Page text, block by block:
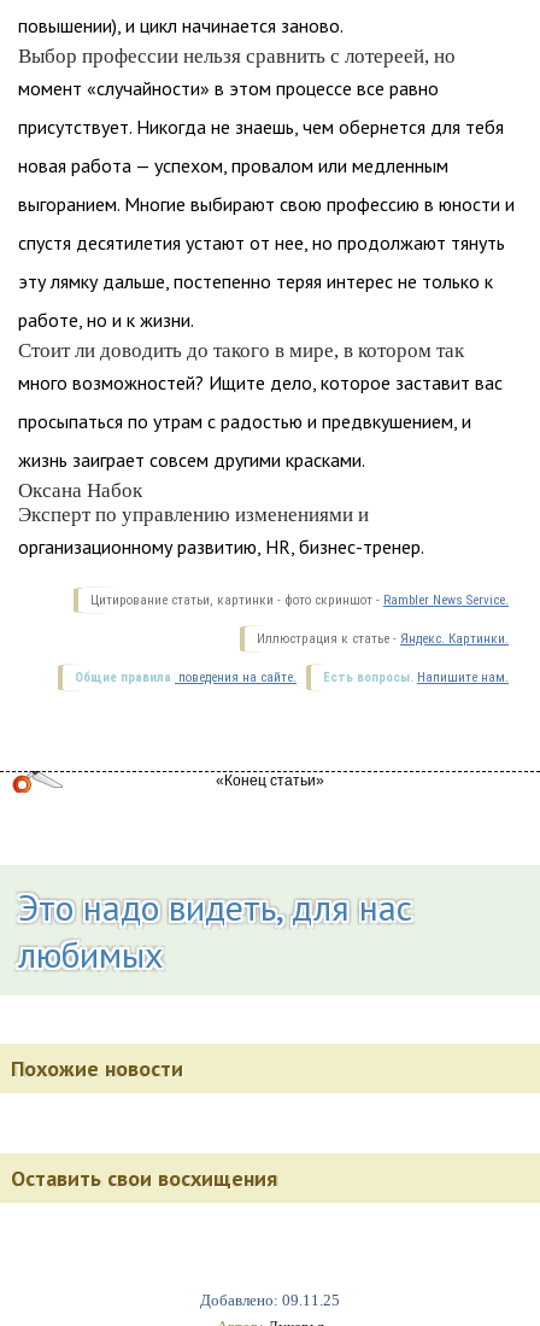
Добавлено: 09.11.25
повышении), и цикл начинается заново.
Выбор профессии нельзя сравнить с лотереей, но
момент «случайности» в этом процессе все равно
присутствует. Никогда не знаешь, чем обернется для тебя
новая работа — успехом, провалом или медленным
выгоранием. Многие выбирают свою профессию в юности и
спустя десятилетия устают от нее, но продолжают тянуть
эту лямку дальше, постепенно теряя интерес не только к
работе, но и к жизни.
Стоит ли доводить до такого в мире, в котором так
много возможностей? Ищите дело, которое заставит вас
просыпаться по утрам с радостью и предвкушением, и
жизнь заиграет совсем другими красками.
Оксана Набок
Эксперт по управлению изменениями и
организационному развитию, HR, бизнес-тренер.
Цитирование статьи, картинки - фото скриншот - Rambler News Service.
Иллюстрация к статье - Яндекс. Картинки.
Есть вопросы. Напишите нам.
Общие правила поведения на сайте.
Это надо видеть, для нас
любимых
Похожие новости
Оставить свои восхищения